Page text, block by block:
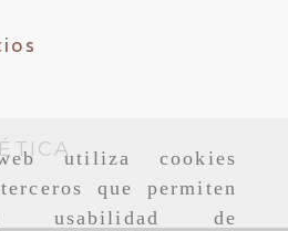
utiliza cookies
que permiten
usabilidad de